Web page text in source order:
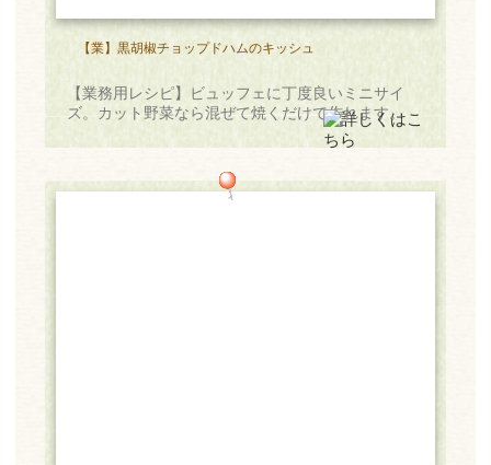
【業】黒胡椒チョップドハムのキッシュ
【業務用レシピ】ビュッフェに丁度良いミニサイ
ズ。カット野菜なら混ぜて焼くだけで作れます。